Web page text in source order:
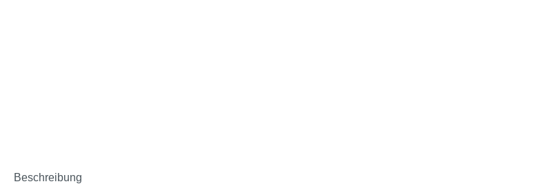
Beschreibung